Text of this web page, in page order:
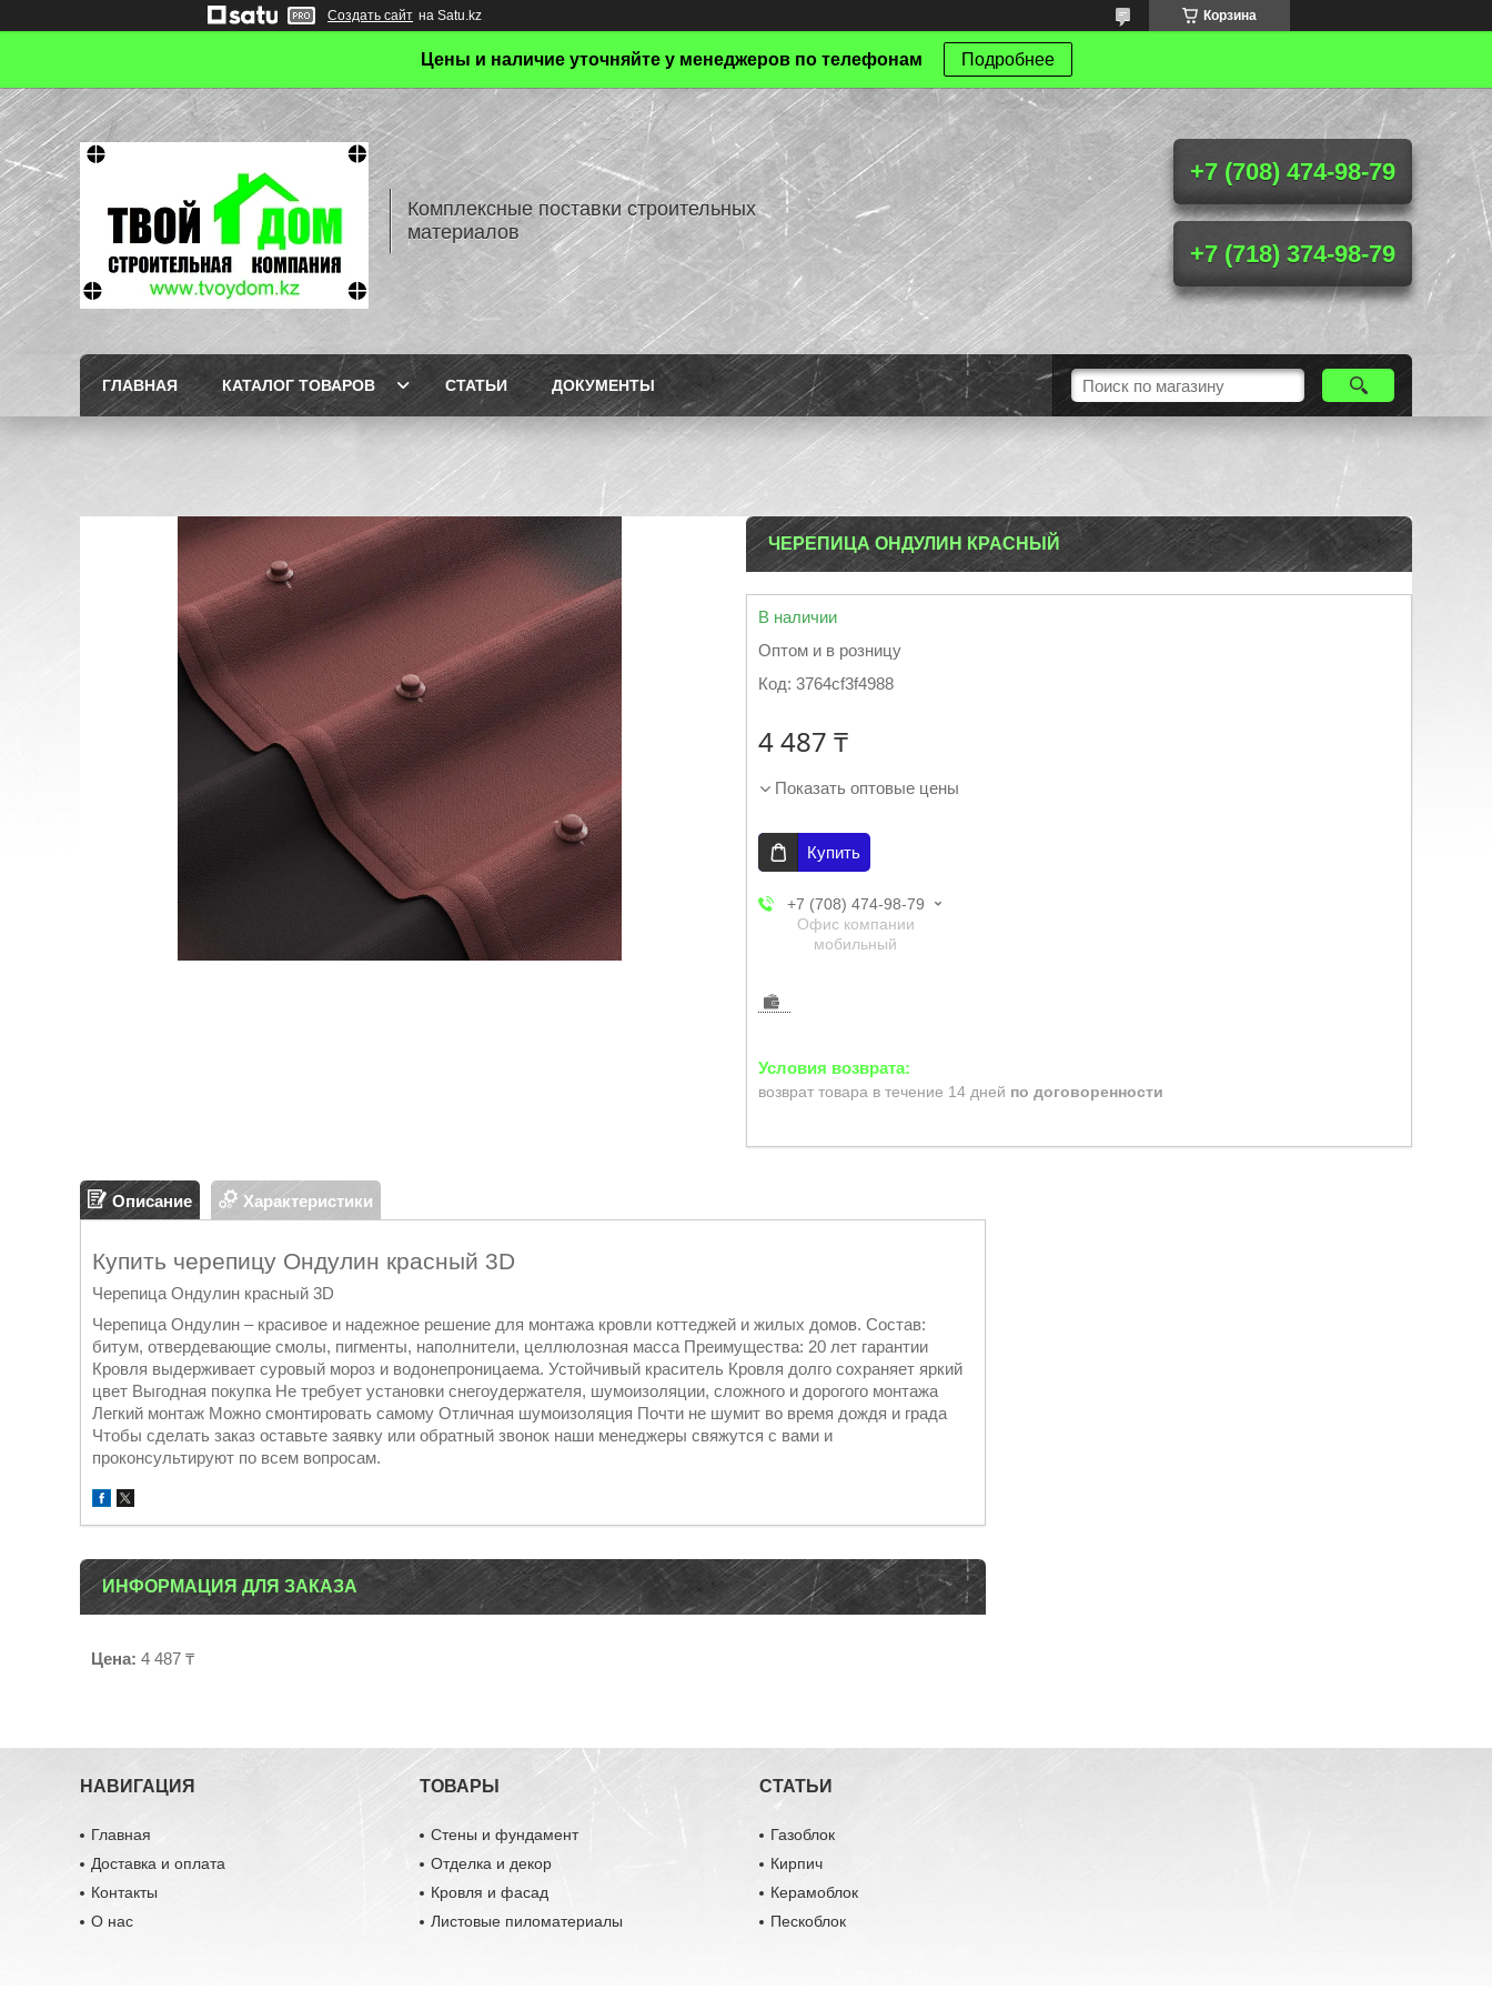
Создать сайт на Satu.kz Корзина
Цены и наличие уточняйте у менеджеров по телефонам Подробнее
Комплексные поставки строительных
материалов
+7 (708) 474-98-79
+7 (718) 374-98-79
ГЛАВНАЯ КАТАЛОГ ТОВАРОВ СТАТЬИ ДОКУМЕНТЫ
ЧЕРЕПИЦА ОНДУЛИН КРАСНЫЙ
В наличии
Оптом и в розницу
Код: 3764cf3f4988
4 487 ₸
Показать оптовые цены
Купить
+7 (708) 474-98-79
Офис компании
мобильный
возврат товара в течение 14 дней по договоренности
Описание Характеристики
Купить черепицу Ондулин красный 3D
Черепица Ондулин красный 3D
Черепица Ондулин – красивое и надежное решение для монтажа кровли коттеджей и жилых домов. Состав:
битум, отвердевающие смолы, пигменты, наполнители, целлюлозная масса Преимущества: 20 лет гарантии
Кровля выдерживает суровый мороз и водонепроницаема. Устойчивый краситель Кровля долго сохраняет яркий
цвет Выгодная покупка Не требует установки снегоудержателя, шумоизоляции, сложного и дорогого монтажа
Легкий монтаж Можно смонтировать самому Отличная шумоизоляция Почти не шумит во время дождя и града
Чтобы сделать заказ оставьте заявку или обратный звонок наши менеджеры свяжутся с вами и
проконсультируют по всем вопросам.
ИНФОРМАЦИЯ ДЛЯ ЗАКАЗА
Цена: 4 487 ₸
НАВИГАЦИЯ
Главная
Доставка и оплата
Контакты
О нас
ТОВАРЫ
Стены и фундамент
Отделка и декор
Кровля и фасад
Листовые пиломатериалы
СТАТЬИ
Газоблок
Кирпич
Керамоблок
Пескоблок